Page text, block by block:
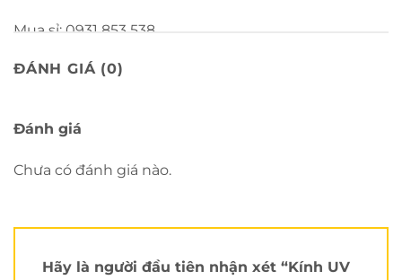
Mua sỉ: 0931 853 538
ĐÁNH GIÁ (0)
Đánh giá
Chưa có đánh giá nào.
Hãy là người đầu tiên nhận xét “Kính UV